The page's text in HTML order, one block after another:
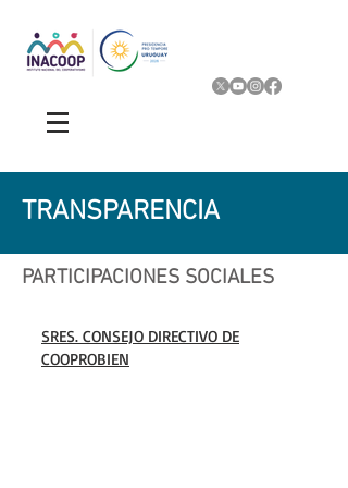
TRANSPARENCIA
PARTICIPACIONES SOCIALES
SRES. CONSEJO DIRECTIVO DE
COOPROBIEN